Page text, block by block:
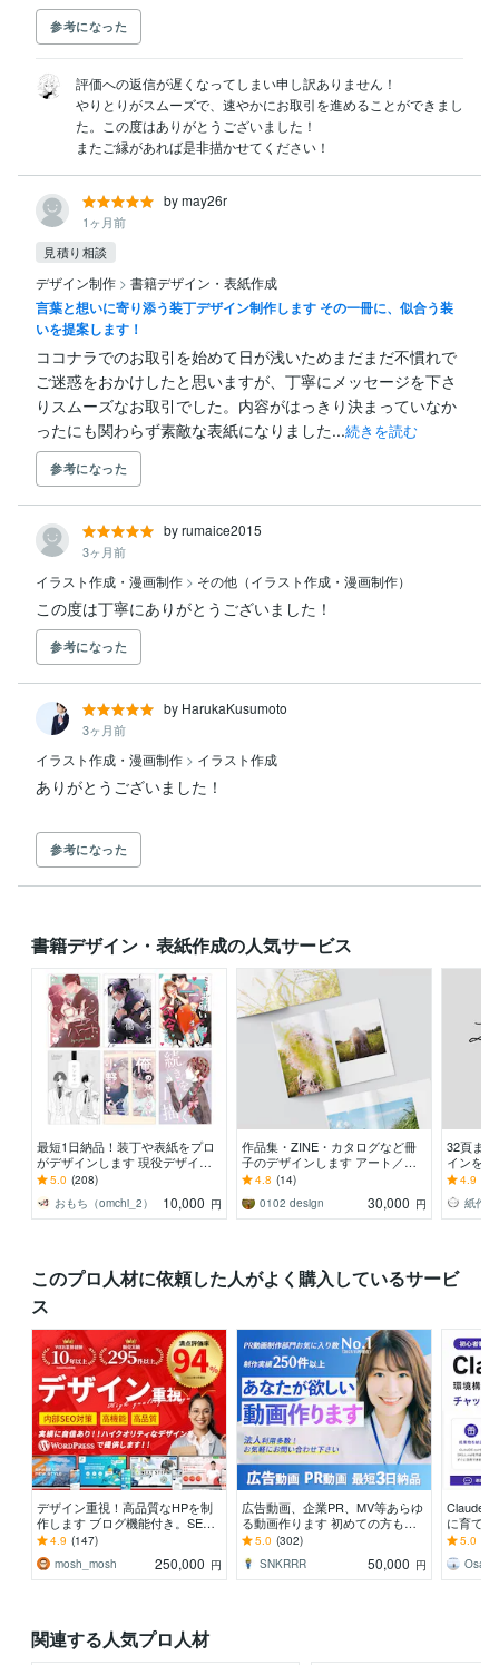
参考になった
評価への返信が遅くなってしまい申し訳ありません！
やりとりがスムーズで、速やかにお取引を進めることができまし
た。この度はありがとうございました！
またご縁があれば是非描かせてください！
by may26r
1ヶ月前
見積り相談
デザイン制作 > 書籍デザイン・表紙作成
言葉と想いに寄り添う装丁デザイン制作します その一冊に、似合う装
いを提案します！
ココナラでのお取引を始めて日が浅いためまだまだ不慣れで
ご迷惑をおかけしたと思いますが、丁寧にメッセージを下さ
りスムーズなお取引でした。内容がはっきり決まっていなか
ったにも関わらず素敵な表紙になりました...続きを読む
参考になった
by rumaice2015
3ヶ月前
イラスト作成・漫画制作 > その他（イラスト作成・漫画制作）
この度は丁寧にありがとうございました！
参考になった
by HarukaKusumoto
3ヶ月前
イラスト作成・漫画制作 > イラスト作成
参考になった
書籍デザイン・表紙作成の人気サービス
最短1日納品！装丁や表紙をプロ
がデザインします 現役デザイナ
ーが同人誌 書籍など本の表紙を
5.0 (208)
おもち（omchi_2）
10,000 円
作品集・ZINE・カタログなど冊
子のデザインします アート／写
真／イラストなど、冊子作りをお
4.8 (14)
0102 design
30,000 円
32頁ま
インを
い方へ
4.9
紙作
このプロ人材に依頼した人がよく購入しているサービ
ス
デザイン重視！高品質なHPを制
作します ブログ機能付き。SEO
に強いHPを制作します。
4.9 (147)
mosh_mosh
250,000 円
広告動画、企業PR、MV等あらゆ
る動画作ります 初めての方も丁
寧にサポート！長尺PR/VP動画も
承ります！
5.0 (302)
SNKRRR
50,000 円
Claude
に育て
構築や
を作成
5.0
関連する人気プロ人材